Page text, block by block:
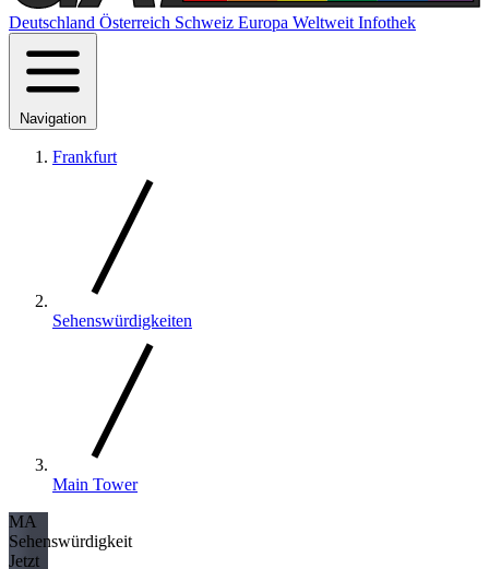
Deutschland Österreich Schweiz Europa Weltweit Infothek
Navigation
Frankfurt
Sehenswürdigkeiten
Main Tower
MA
Sehenswürdigkeit
Jetzt